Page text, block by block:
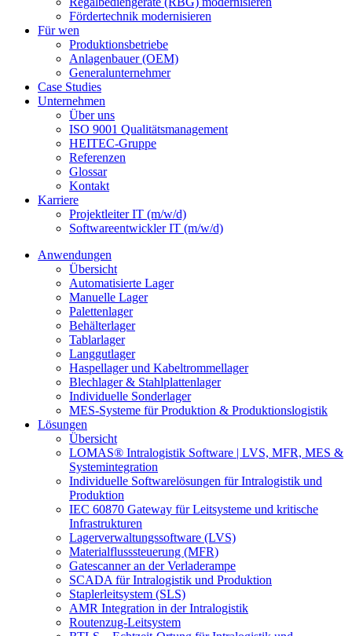
Fördertechnik modernisieren
Für wen
Produktionsbetriebe
Anlagenbauer (OEM)
Generalunternehmer
Case Studies
Unternehmen
Über uns
ISO 9001 Qualitätsmanagement
HEITEC-Gruppe
Referenzen
Glossar
Kontakt
Karriere
Projektleiter IT (m/w/d)
Softwareentwickler IT (m/w/d)
Anwendungen
Übersicht
Automatisierte Lager
Manuelle Lager
Palettenlager
Behälterlager
Tablarlager
Langgutlager
Haspellager und Kabeltrommellager
Blechlager & Stahlplattenlager
Individuelle Sonderlager
MES-Systeme für Produktion & Produktionslogistik
Lösungen
Übersicht
LOMAS® Intralogistik Software | LVS, MFR, MES &
Systemintegration
Individuelle Softwarelösungen für Intralogistik und
Produktion
IEC 60870 Gateway für Leitsysteme und kritische
Infrastrukturen
Lagerverwaltungssoftware (LVS)
Materialflusssteuerung (MFR)
Gatescanner an der Verladerampe
SCADA für Intralogistik und Produktion
Staplerleitsystem (SLS)
AMR Integration in der Intralogistik
Routenzug-Leitsystem